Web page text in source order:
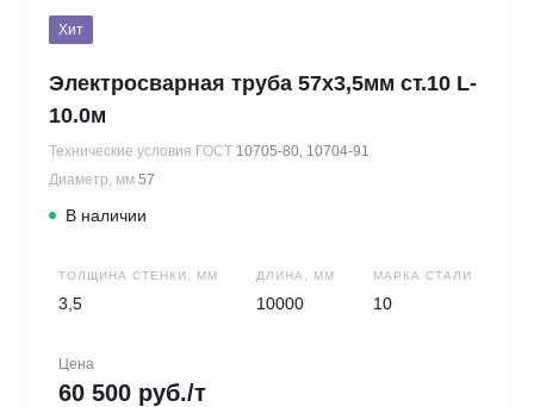
Хит
Электросварная труба 57х3,5мм ст.10 L-
10.0м
Технические условия ГОСТ 10705-80, 10704-91
Диаметр, мм 57
В наличии
ТОЛЩИНА СТЕНКИ, ММ
3,5
ДЛИНА, ММ
10000
МАРКА СТАЛИ
10
Цена
60 500 руб./т